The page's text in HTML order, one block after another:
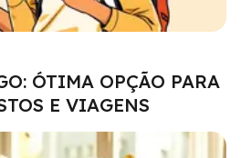
ÓTIMA OPÇÃO PARA
E VIAGENS